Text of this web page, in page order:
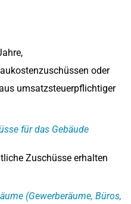
oder
umsatzsteuerpflichtiger
für das Gebäude
Zuschüsse erhalten
(Gewerberäume, Büros,